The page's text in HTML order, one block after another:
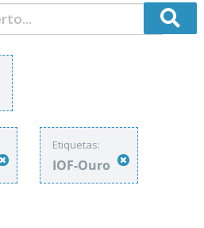
Etiquetas:
IOF-Ouro